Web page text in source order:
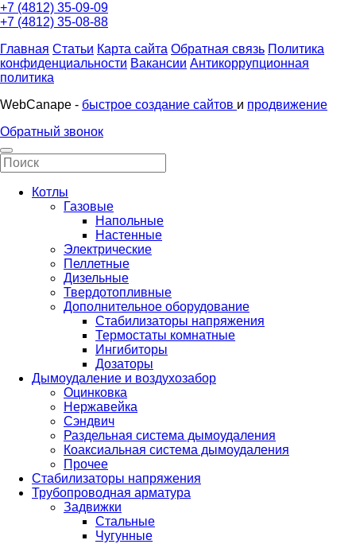
+7 (4812) 35-09-09
+7 (4812) 35-08-88
Главная Статьи Карта сайта Обратная связь Политика
конфиденциальности Вакансии Антикоррупционная
политика
WebCanape - быстрое создание сайтов и продвижение
Обратный звонок
Котлы
Газовые
Напольные
Настенные
Электрические
Пеллетные
Дизельные
Твердотопливные
Дополнительное оборудование
Стабилизаторы напряжения
Термостаты комнатные
Ингибиторы
Дозаторы
Дымоудаление и воздухозабор
Оцинковка
Нержавейка
Сэндвич
Раздельная система дымоудаления
Коаксиальная система дымоудаления
Прочее
Стабилизаторы напряжения
Трубопроводная арматура
Задвижки
Стальные
Чугунные